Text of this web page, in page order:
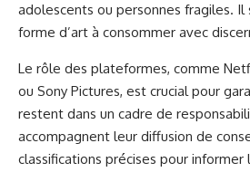
adolescents ou personnes fragiles. Il
forme d’art à consommer avec
Le rôle des plateformes, comme
ou Sony Pictures, est crucial pour
restent dans un cadre de
accompagnent leur diffusion de
classifications précises pour